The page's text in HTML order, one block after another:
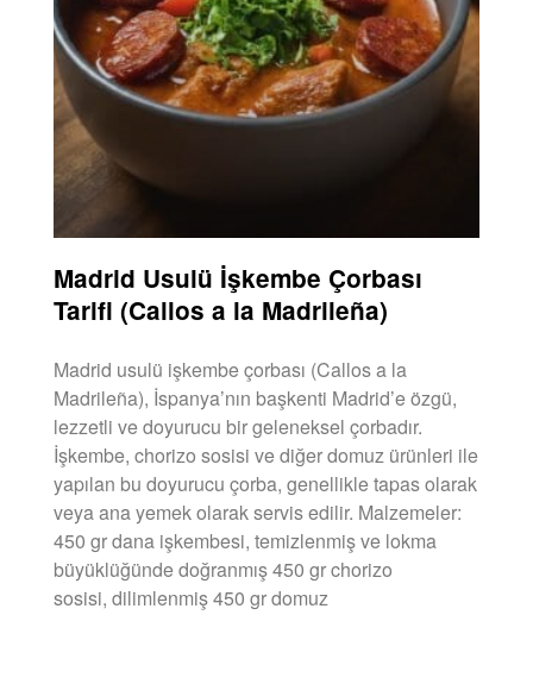
Madrid Usulü İşkembe Çorbası
Tarifi (Callos a la Madrileña)
Madrid usulü işkembe çorbası (Callos a la
Madrileña), İspanya’nın başkenti Madrid’e özgü,
lezzetli ve doyurucu bir geleneksel çorbadır.
İşkembe, chorizo ​​sosisi ve diğer domuz ürünleri ile
yapılan bu doyurucu çorba, genellikle tapas olarak
veya ana yemek olarak servis edilir. Malzemeler:
450 gr dana işkembesi, temizlenmiş ve lokma
büyüklüğünde doğranmış 450 gr chorizo ​​
sosisi, dilimlenmiş 450 gr domuz